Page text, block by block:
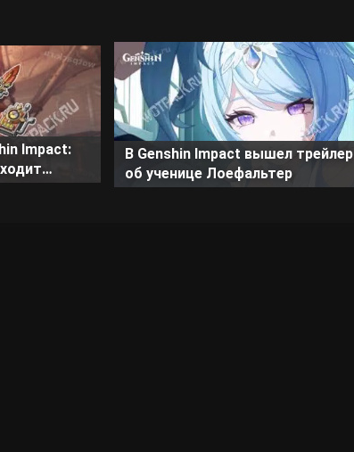
Impact:
В Genshin Impact вышел трейлер
об ученице Лоефальтер